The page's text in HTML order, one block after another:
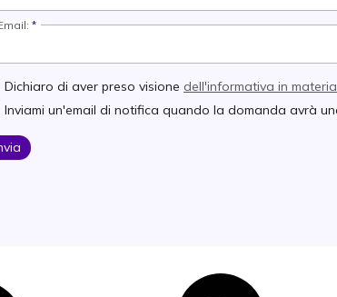
Dichiaro di aver preso visione dell'informativa in
Inviami un'email di notifica quando la domanda avrà